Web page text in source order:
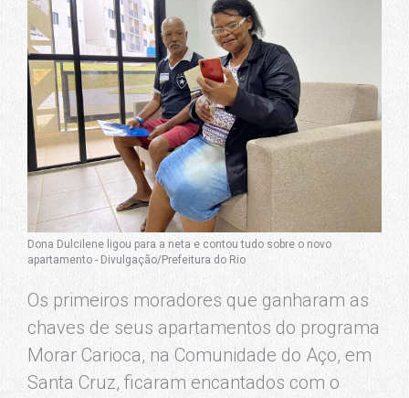
Dona Dulcilene ligou para a neta e contou tudo sobre o novo
apartamento - Divulgação/Prefeitura do Rio
Os primeiros moradores que ganharam as
chaves de seus apartamentos do programa
Morar Carioca, na Comunidade do Aço, em
Santa Cruz, ficaram encantados com o